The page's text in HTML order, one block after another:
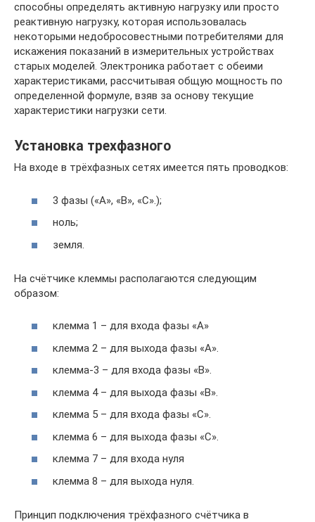
способны определять активную нагрузку или просто
реактивную нагрузку, которая использовалась
некоторыми недобросовестными потребителями для
искажения показаний в измерительных устройствах
старых моделей. Электроника работает с обеими
характеристиками, рассчитывая общую мощность по
определенной формуле, взяв за основу текущие
характеристики нагрузки сети.
Установка трехфазного
На входе в трёхфазных сетях имеется пять проводков:
3 фазы («А», «В», «С».);
ноль;
земля.
На счётчике клеммы располагаются следующим
образом:
клемма 1 – для входа фазы «А»
клемма 2 – для выхода фазы «А».
клемма-3 – для входа фазы «В».
клемма 4 – для выхода фазы «В».
клемма 5 – для входа фазы «С».
клемма 6 – для выхода фазы «С».
клемма 7 – для входа нуля
клемма 8 – для выхода нуля.
Принцип подключения трёхфазного счётчика в